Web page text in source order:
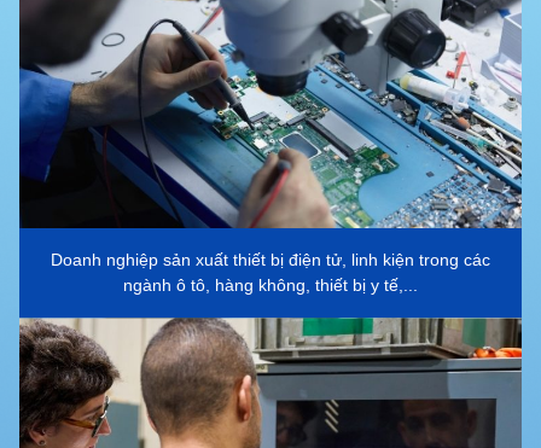
Doanh nghiệp sản xuất thiết bị điện tử, linh kiện trong các
ngành ô tô, hàng không, thiết bị y tế,...